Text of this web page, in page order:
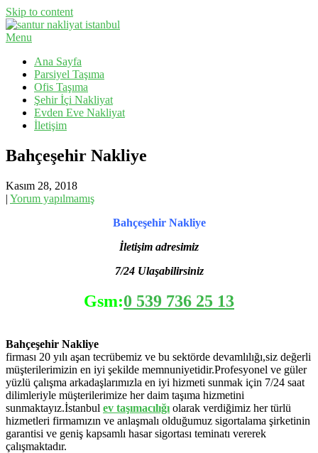
Skip to content
Santur Nakliyat
Menu
Ana Sayfa
Parsiyel Taşıma
Ofis Taşıma
Şehir İçi Nakliyat
Evden Eve Nakliyat
İletişim
Bahçeşehir Nakliye
Kasım 28, 2018
| Yorum yapılmamış
Bahçeşehir Nakliye
İletişim adresimiz
7/24 Ulaşabilirsiniz
Gsm:0 539 736 25 13
Bahçeşehir Nakliye
firması 20 yılı aşan tecrübemiz ve bu sektörde devamlılığı,siz değerli
müşterilerimizin en iyi şekilde memnuniyetidir.Profesyonel ve güler
yüzlü çalışma arkadaşlarımızla en iyi hizmeti sunmak için 7/24 saat
dilimleriyle müşterilerimize her daim taşıma hizmetini
sunmaktayız.İstanbul ev taşımacılığı olarak verdiğimiz her türlü
hizmetleri firmamızın ve anlaşmalı olduğumuz sigortalama şirketinin
garantisi ve geniş kapsamlı hasar sigortası teminatı vererek
çalışmaktadır.